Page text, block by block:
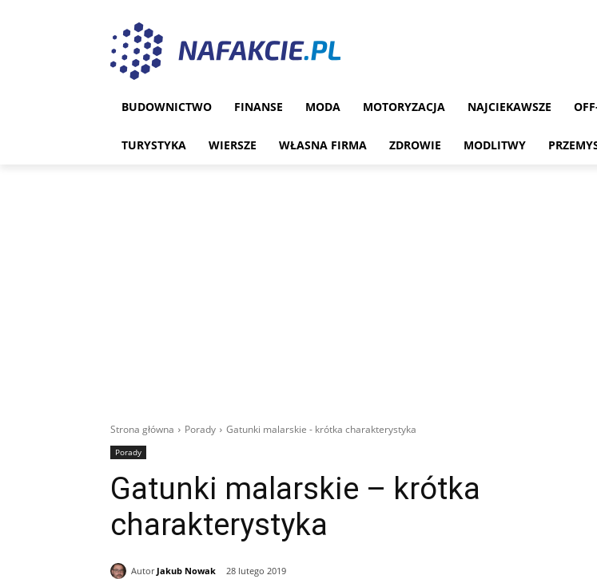
BUDOWNICTWO FINANSE MODA MOTORYZACJA NAJCIEKAWSZE
TURYSTYKA WIERSZE WŁASNA FIRMA ZDROWIE MODLITWY
Strona główna Porady Gatunki malarskie - krótka charakterystyka
Porady
Gatunki malarskie – krótka
charakterystyka
Autor Jakub Nowak 28 lutego 2019